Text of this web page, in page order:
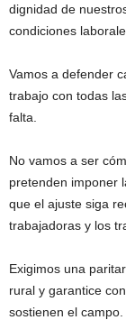
dignidad de
condiciones
Vamos a defender
trabajo con todas
falta.
No vamos a ser
pretenden imponer
que el ajuste siga
trabajadoras y los
Exigimos una
rural y garantice
sostienen el campo.